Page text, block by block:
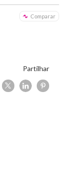
Comparar
Partilhar